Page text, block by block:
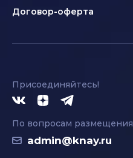
Договор-оферта
Присоединяйтесь!
По вопросам размещения
admin@knay.ru